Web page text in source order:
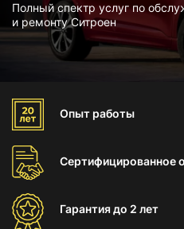
Полный спектр услуг по
и ремонту Ситроен
Опыт работы
Сертифицированное
Гарантиядо 2 лет